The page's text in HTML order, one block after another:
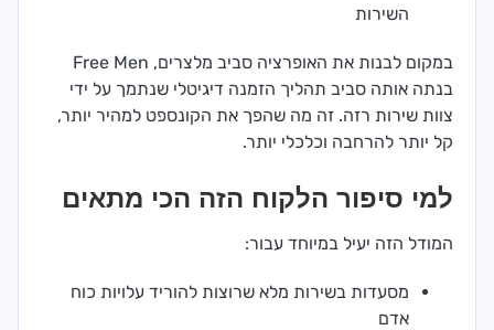
השירות
במקום לבנות את האופרציה סביב מלצרים, Free Men
בנתה אותה סביב תהליך הזמנה דיגיטלי שנתמך על ידי
צוות שירות רזה. זה מה שהפך את הקונספט למהיר יותר,
קל יותר להרחבה וכלכלי יותר.
למי סיפור הלקוח הזה הכי מתאים
המודל הזה יעיל במיוחד עבור:
מסעדות בשירות מלא שרוצות להוריד עלויות כוח
אדם